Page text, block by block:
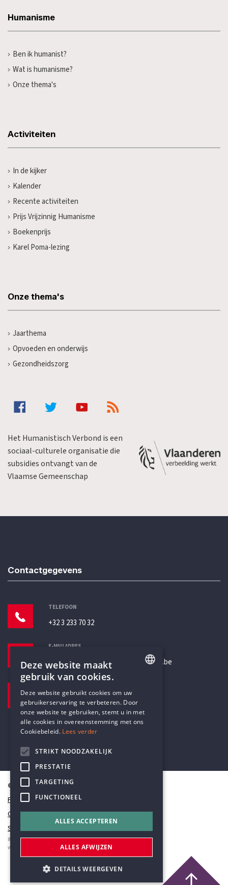
Humanisme
Ben ik humanist?
Wat is humanisme?
Onze thema's
Activiteiten
In de kijker
Kalender
Recente activiteiten
Prijs Vrijzinnig Humanisme
Boekenprijs
Karel Poma-lezing
Onze thema's
Jaarthema
Opvoeden en onderwijs
Gezondheidszorg
Het Humanistisch Verbond is een
sociaal-culturele organisatie die
subsidies ontvangt van de
Vlaamse Gemeenschap
Contactgegevens
TELEFOON
+32 3 233 70 32
E-MAILADRES
secretariaat@humanistischverbond.be
Pottenbrug 4
Antwerpen, 2000
© Humanistisch Verbond 2026
Privacy
Cookiestatement
Sitemap
#codedwithlove byCodelines
webapplicaties
mobiele apps&maatwerk websites
DUTCH
Deze website maakt
gebruik van cookies.
Deze website gebruikt cookies om uw
gebruikerservaring te verbeteren. Door
onze website te gebruiken, stemt u in met
alle cookies in overeenstemming met ons
Cookiebeleid. Lees verder
STRIKT NOODZAKELIJK
PRESTATIE
TARGETING
FUNCTIONEEL
ALLES ACCEPTEREN
ALLES AFWIJZEN
DETAILS WEERGEVEN